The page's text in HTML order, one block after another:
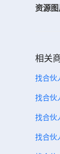
资源
相关
找合伙
找合伙
找合伙
找合伙